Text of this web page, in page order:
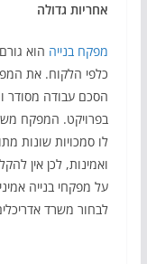
אחריות גדולה
מפקח בנייה הוא
כלפי הלקוח. את
הסכם עבודה מסודר
בפרויקט. המפקח
לו סמכויות שונות
ואמינות, לכן אין
על מפקחי בנייה
לבחור משרד